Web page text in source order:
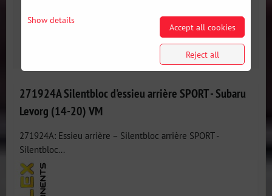
Availability:3 jours
271924A Silentbloc d'essieu arrière SPORT - Subaru
Levorg (14-20) VM
271924A: Essieu arrière – Silentbloc arrière SPORT -
Silentbloc...
Show details
Accept all cookies
Reject all